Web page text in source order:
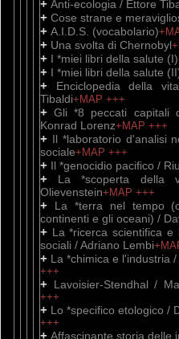
+ Anti-ecologia / Ettore
+ Cose strane e
+ A.I.D.S. (vocabolario)
+ Una svolta di Chernobyl
+ I *miei libri della salute (I)
+ I *miei libri della salute
+
Enciclopedia della
Tibaldi+MAP +++
+Gli *8 peccati capitali
Konrad Lorenz+MAP +++
+ Il *laboratorio d'analisi
sociale+MAP +++
+ Il *genocidio pacifico /
+ La *scoperta della
Olievenstein+MAP +++
+
La *terra nel tempo
continenti e gli oceani) /
+ La *ricerca scientifica e
sociali / Adriano Lembi
+ La *chimica e l'industria
+++
+ Lavoisier-Stendhal /
+++
+ Lo *specifico etologico /
+++
+ Affascinante storia delle